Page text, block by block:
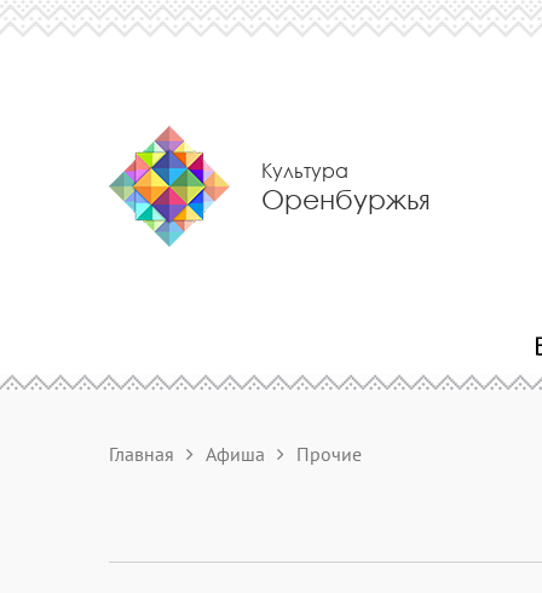
Культура
Оренбуржья
Главная Афиша Прочие